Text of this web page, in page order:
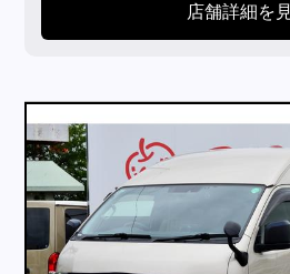
店舗詳細を